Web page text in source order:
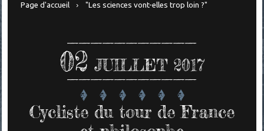
Page d'accueil "Les sciences vont-elles trop loin ?"
02 JUILLET 2017
Cycliste du tour de France